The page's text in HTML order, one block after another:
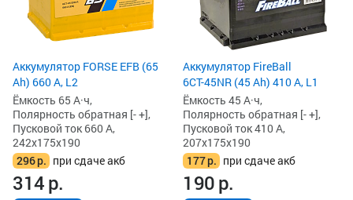
Аккумулятор FORSE EFB (65
Ah) 660 А, L2
Ёмкость 65 А·ч,
Полярность обратная [- +],
Пусковой ток 660 А,
242x175x190
296р. при сдаче акб
314р.
Аккумулятор FireBall
6СТ-45NR (45 Ah) 410 А, L1
Ёмкость 45 А·ч,
Полярность обратная [- +],
Пусковой ток 410 А,
207x175x190
177р. при сдаче акб
190р.